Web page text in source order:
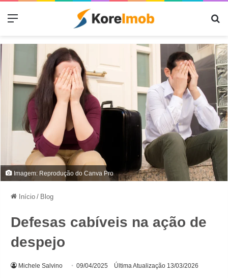
Menu
Imagem: Reprodução do Canva Pro
Início / Blog
Defesas cabíveis na ação de
despejo
Michele Salvino 09/04/2025 Última Atualização 13/03/2026